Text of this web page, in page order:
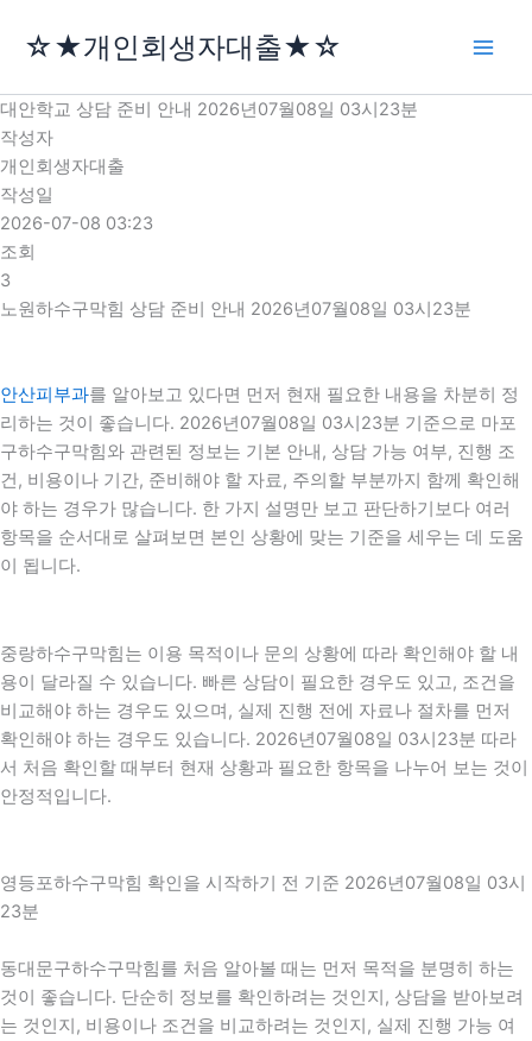
로
건
너
뛰
기
☆★개인회생자대출★☆
대안학교 상담 준비 안내 2026년07월08일 03시23분
작성자
개인회생자대출
작성일
2026-07-08 03:23
조회
3
노원하수구막힘 상담 준비 안내 2026년07월08일 03시23분
안산피부과를 알아보고 있다면 먼저 현재 필요한 내용을 차분히 정
리하는 것이 좋습니다. 2026년07월08일 03시23분 기준으로 마포
구하수구막힘와 관련된 정보는 기본 안내, 상담 가능 여부, 진행 조
건, 비용이나 기간, 준비해야 할 자료, 주의할 부분까지 함께 확인해
야 하는 경우가 많습니다. 한 가지 설명만 보고 판단하기보다 여러
항목을 순서대로 살펴보면 본인 상황에 맞는 기준을 세우는 데 도움
이 됩니다.
중랑하수구막힘는 이용 목적이나 문의 상황에 따라 확인해야 할 내
용이 달라질 수 있습니다. 빠른 상담이 필요한 경우도 있고, 조건을
비교해야 하는 경우도 있으며, 실제 진행 전에 자료나 절차를 먼저
확인해야 하는 경우도 있습니다. 2026년07월08일 03시23분 따라
서 처음 확인할 때부터 현재 상황과 필요한 항목을 나누어 보는 것이
안정적입니다.
영등포하수구막힘 확인을 시작하기 전 기준 2026년07월08일 03시
23분
동대문구하수구막힘를 처음 알아볼 때는 먼저 목적을 분명히 하는
것이 좋습니다. 단순히 정보를 확인하려는 것인지, 상담을 받아보려
는 것인지, 비용이나 조건을 비교하려는 것인지, 실제 진행 가능 여